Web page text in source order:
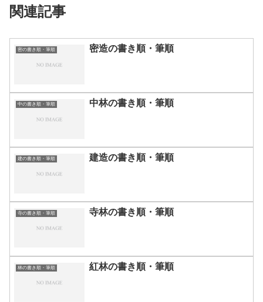
関連記事
密の書き順・筆順 密造の書き順・筆順
中の書き順・筆順 中林の書き順・筆順
建の書き順・筆順 建造の書き順・筆順
寺の書き順・筆順 寺林の書き順・筆順
林の書き順・筆順 紅林の書き順・筆順